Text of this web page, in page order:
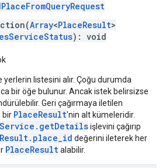
Array<PlaceResult>
): void
yerlerin listesini alır. Çoğu durumda
bir öğe bulunur. Ancak istek belirsizse
Geri çağırmaya iletilen
bir PlaceResult'nin alt kümeleridir.
işlevini çağırıp
değerini ileterek her
PlaceResultalabilir.